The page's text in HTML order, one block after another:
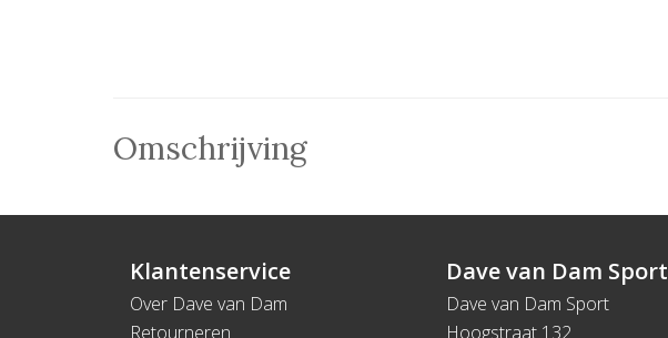
Omschrijving
Klantenservice
Over Dave van Dam
Retourneren
Dave van Dam Sport
Dave van Dam Sport
Hoogstraat 132